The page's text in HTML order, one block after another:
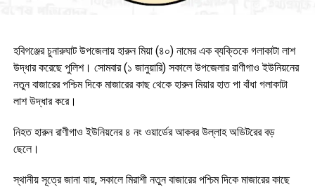
হবিগঞ্জের চুনারুঘাট উপজেলায় হারুন মিয়া (৪০) নামের এক ব্যক্তিকে গলাকাটা লাশ
উদ্ধার করেছে পুলিশ। সোমবার (১ জানুয়ারি) সকালে উপজেলার রাণীগাও ইউনিয়নের
নতুন বাজারের পশ্চিম দিকে মাজারের কাছ থেকে হারুন মিয়ার হাত পা বাঁধা গলাকাটা
লাশ উদ্ধার করে।
নিহত হারুন রাণীগাও ইউনিয়নের ৪ নং ওয়ার্ডের আকবর উল্লাহ অডিটরের বড়
ছেলে।
স্থানীয় সূত্রে জানা যায়, সকালে মিরাশী নতুন বাজারের পশ্চিম দিকে মাজারের কাছে